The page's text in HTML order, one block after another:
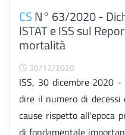
CSN° 63/2020 -
ISTAT e ISS sul
mortalità
30/12/2020
ISS, 30 dicembre 2020
dire il numero di
cause rispetto all'epoca
di fondamentale